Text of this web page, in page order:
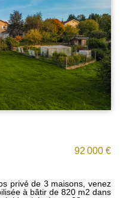
90 000 €
viabilisée 1er trimestre